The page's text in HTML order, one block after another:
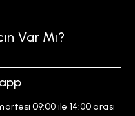
Var Mı?
09:00 ile 14:00 arası